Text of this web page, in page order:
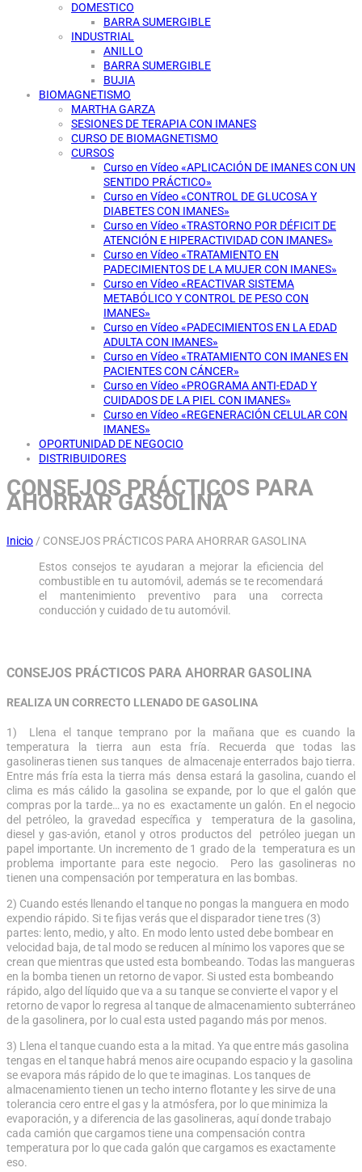
DOMESTICO
BARRA SUMERGIBLE
INDUSTRIAL
ANILLO
BARRA SUMERGIBLE
BUJIA
BIOMAGNETISMO
MARTHA GARZA
SESIONES DE TERAPIA CON IMANES
CURSO DE BIOMAGNETISMO
CURSOS
Curso en Vídeo «APLICACIÓN DE IMANES CON UN
SENTIDO PRÁCTICO»
Curso en Vídeo «CONTROL DE GLUCOSA Y
DIABETES CON IMANES»
Curso en Vídeo «TRASTORNO POR DÉFICIT DE
ATENCIÓN E HIPERACTIVIDAD CON IMANES»
Curso en Vídeo «TRATAMIENTO EN
PADECIMIENTOS DE LA MUJER CON IMANES»
Curso en Vídeo «REACTIVAR SISTEMA
METABÓLICO Y CONTROL DE PESO CON
IMANES»
Curso en Vídeo «PADECIMIENTOS EN LA EDAD
ADULTA CON IMANES»
Curso en Vídeo «TRATAMIENTO CON IMANES EN
PACIENTES CON CÁNCER»
Curso en Vídeo «PROGRAMA ANTI-EDAD Y
CUIDADOS DE LA PIEL CON IMANES»
Curso en Vídeo «REGENERACIÓN CELULAR CON
IMANES»
OPORTUNIDAD DE NEGOCIO
DISTRIBUIDORES
CONSEJOS PRÁCTICOS PARA
AHORRAR GASOLINA
Inicio / CONSEJOS PRÁCTICOS PARA AHORRAR GASOLINA
Estos consejos te ayudaran a mejorar la eficiencia del
combustible en tu automóvil, además se te recomendará
el mantenimiento preventivo para una correcta
conducción y cuidado de tu automóvil.
CONSEJOS PRÁCTICOS PARA AHORRAR GASOLINA
REALIZA UN CORRECTO LLENADO DE GASOLINA
1) Llena el tanque temprano por la mañana que es cuando la
temperatura la tierra aun esta fría. Recuerda que todas las
gasolineras tienen sus tanques de almacenaje enterrados bajo tierra.
Entre más fría esta la tierra más densa estará la gasolina, cuando el
clima es más cálido la gasolina se expande, por lo que el galón que
compras por la tarde… ya no es exactamente un galón. En el negocio
del petróleo, la gravedad específica y temperatura de la gasolina,
diesel y gas-avión, etanol y otros productos del petróleo juegan un
papel importante. Un incremento de 1 grado de la temperatura es un
problema importante para este negocio. Pero las gasolineras no
tienen una compensación por temperatura en las bombas.
2) Cuando estés llenando el tanque no pongas la manguera en modo
expendio rápido. Si te fijas verás que el disparador tiene tres (3)
partes: lento, medio, y alto. En modo lento usted debe bombear en
velocidad baja, de tal modo se reducen al mínimo los vapores que se
crean que mientras que usted esta bombeando. Todas las mangueras
en la bomba tienen un retorno de vapor. Si usted esta bombeando
rápido, algo del líquido que va a su tanque se convierte el vapor y el
retorno de vapor lo regresa al tanque de almacenamiento subterráneo
de la gasolinera, por lo cual esta usted pagando más por menos.
3) Llena el tanque cuando esta a la mitad. Ya que entre más gasolina
tengas en el tanque habrá menos aire ocupando espacio y la gasolina
se evapora más rápido de lo que te imaginas. Los tanques de
almacenamiento tienen un techo interno flotante y les sirve de una
tolerancia cero entre el gas y la atmósfera, por lo que minimiza la
evaporación, y a diferencia de las gasolineras, aquí donde trabajo
cada camión que cargamos tiene una compensación contra
temperatura por lo que cada galón que cargamos es exactamente
eso.